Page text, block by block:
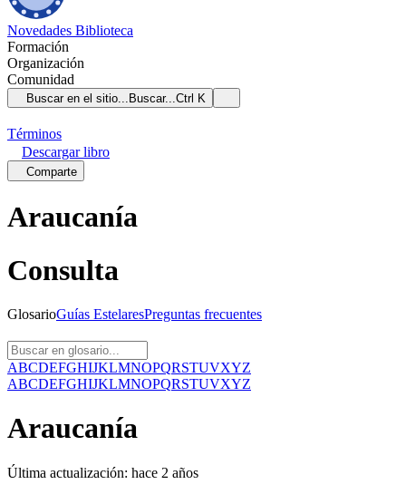
Novedades Biblioteca
Formación
Organización
Comunidad
Buscar en el sitio... Buscar...Ctrl K
Términos
Descargarlibro
Comparte
Araucanía
Consulta
GlosarioGuías EstelaresPreguntas frecuentes
ABCDEFGHIJKLMNOPQRSTUVXYZ
ABCDEFGHIJKLMNOPQRSTUVXYZ
Araucanía
Última actualización: hace 2 años